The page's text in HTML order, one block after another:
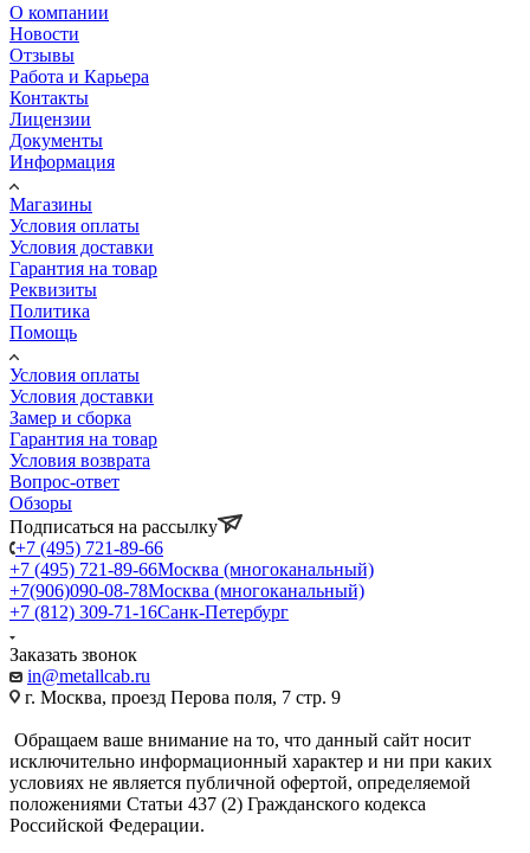
О компании
Новости
Отзывы
Работа и Карьера
Контакты
Лицензии
Документы
Информация
Магазины
Условия оплаты
Условия доставки
Гарантия на товар
Реквизиты
Политика
Помощь
Условия оплаты
Условия доставки
Замер и сборка
Гарантия на товар
Условия возврата
Вопрос-ответ
Обзоры
Подписаться на рассылку
+7 (495) 721-89-66
+7 (495) 721-89-66Москва (многоканальный)
+7(906)090-08-78Москва (многоканальный)
+7 (812) 309-71-16Санк-Петербург
Заказать звонок
in@metallcab.ru
г. Москва, проезд Перова поля, 7 стр. 9
Обращаем ваше внимание на то, что данный сайт носит
исключительно информационный характер и ни при каких
условиях не является публичной офертой, определяемой
положениями Статьи 437 (2) Гражданского кодекса
Российской Федерации.